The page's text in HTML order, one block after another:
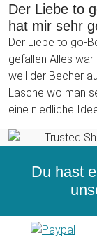
Der Liebe to
hat mir sehr
Der Liebe to go-
gefallen Alles
weil der Becher
Lasche wo man
eine niedliche
Du hast